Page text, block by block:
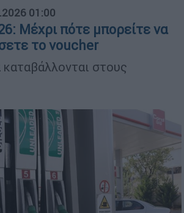
01:00
Μέχρι πότε μπορείτε να
το voucher
στους